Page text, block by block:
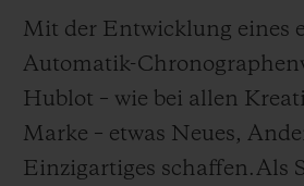
Mit der Entwicklung eines
Automatik-
Hublot – wie bei allen
Marke – etwas Neues,
Einzigartiges schaffen.Als